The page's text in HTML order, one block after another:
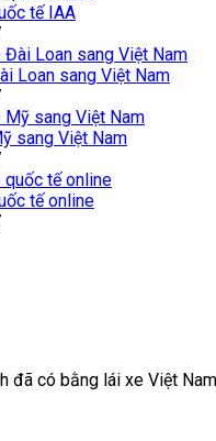
tế IAA
Loan sang Việt Nam
sang Việt Nam
tế online
đã có bằng lái xe Việt